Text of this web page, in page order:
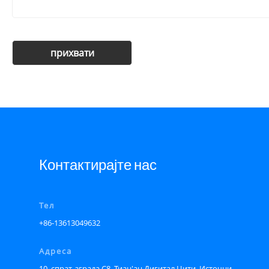
Контактирајте нас
Тел
+86-13613049632
Адреса